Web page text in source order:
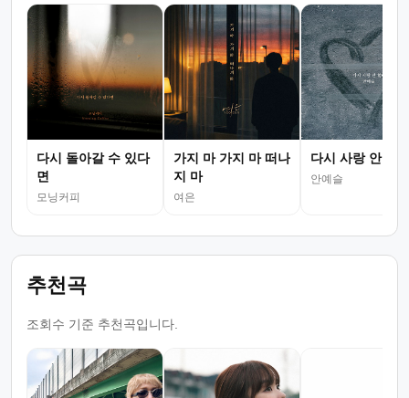
다시 돌아갈 수 있다
면
모닝커피
가지 마 가지 마 떠나
지 마
여은
다시 사랑 안 할
안예슬
추천곡
조회수 기준 추천곡입니다.